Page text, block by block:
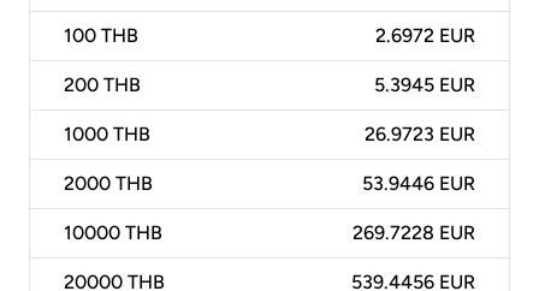
100 THB 2.6972 EUR
200 THB 5.3945 EUR
1000 THB 26.9723 EUR
2000 THB 53.9446 EUR
10000 THB 269.7228 EUR
20000 THB 539.4456 EUR